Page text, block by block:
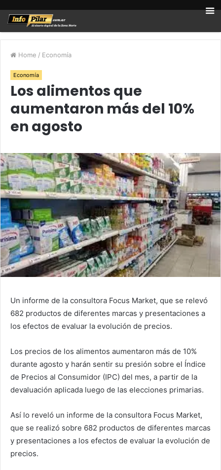
Home / Economía
Economía
Los alimentos que
aumentaron más del 10%
en agosto
Un informe de la consultora Focus Market, que se relevó
682 productos de diferentes marcas y presentaciones a
los efectos de evaluar la evolución de precios.
Los precios de los alimentos aumentaron más de 10%
durante agosto y harán sentir su presión sobre el Índice
de Precios al Consumidor (IPC) del mes, a partir de la
devaluación aplicada luego de las elecciones primarias.
Así lo reveló un informe de la consultora Focus Market,
que se realizó sobre 682 productos de diferentes marcas
y presentaciones a los efectos de evaluar la evolución de
precios.